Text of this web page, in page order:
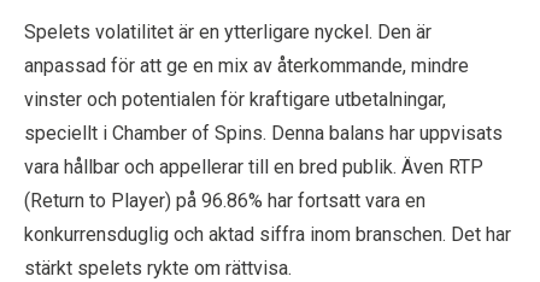
Spelets volatilitet är en ytterligare nyckel. Den är
anpassad för att ge en mix av återkommande, mindre
vinster och potentialen för kraftigare utbetalningar,
speciellt i Chamber of Spins. Denna balans har uppvisats
vara hållbar och appellerar till en bred publik. Även RTP
(Return to Player) på 96.86% har fortsatt vara en
konkurrensduglig och aktad siffra inom branschen. Det har
stärkt spelets rykte om rättvisa.